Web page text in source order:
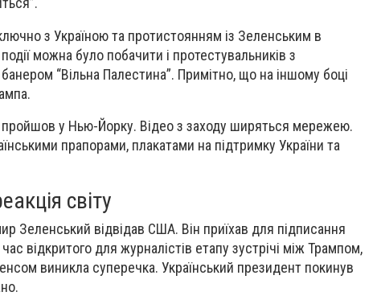
з Україною та протистоянням із Зеленським в
можна було побачити і протестувальників з
“Вільна Палестина”. Примітно, що на іншому боці
пройшов у Нью-Йорку. Відео з заходу ширяться мережею.
прапорами, плакатами на підтримку України та
світу
Зеленський відвідав США. Він приїхав для підписання
відкритого для журналістів етапу зустрічі між Трампом,
виникла суперечка. Український президент покинув